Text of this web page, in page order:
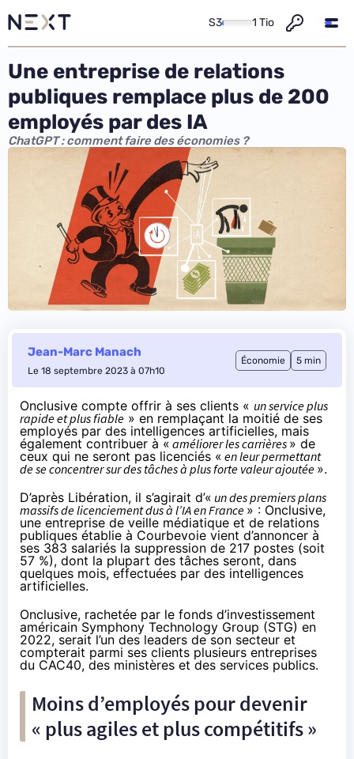
S3 1 Tio
Une entreprise de relations
publiques remplace plus de 200
employés par des IA
ChatGPT : comment faire des économies ?
Jean-Marc Manach
Le 18 septembre 2023 à 07h10
Économie 5 min
Onclusive compte offrir à ses clients « un service plus
rapide et plus fiable » en remplaçant la moitié de ses
employés par des intelligences artificielles, mais
également contribuer à « améliorer les carrières » de
ceux qui ne seront pas licenciés « en leur permettant
de se concentrer sur des tâches à plus forte valeur ajoutée ».
D’après Libération, il s’agirait d’« un des premiers plans
massifs de licenciement dus à l’IA en France » : Onclusive,
une entreprise de veille médiatique et de relations
publiques établie à Courbevoie vient d’annoncer à
ses 383 salariés la suppression de 217 postes (soit
57 %), dont la plupart des tâches seront, dans
quelques mois, effectuées par des intelligences
artificielles.
Onclusive, rachetée par le fonds d’investissement
américain Symphony Technology Group (STG) en
2022, serait l’un des leaders de son secteur et
compterait parmi ses clients plusieurs entreprises
du CAC40, des ministères et des services publics.
Moins d’employés pour devenir
« plus agiles et plus compétitifs »